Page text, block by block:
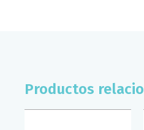
Productos